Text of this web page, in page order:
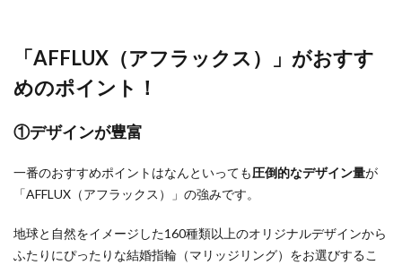
「AFFLUX（アフラックス）」がおすす
めのポイント！
①デザインが豊富
一番のおすすめポイントはなんといっても圧倒的なデザイン量が
「AFFLUX（アフラックス）」の強みです。
地球と自然をイメージした160種類以上のオリジナルデザインから
ふたりにぴったりな結婚指輪（マリッジリング）をお選びするこ